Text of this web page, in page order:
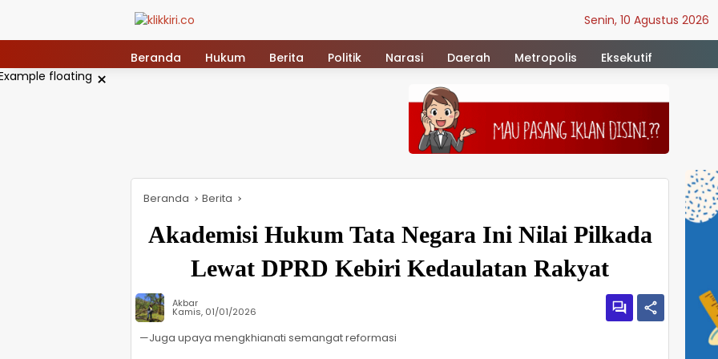
konten
Senin, 10 Agustus 2026
Beranda Hukum Berita Politik Narasi Daerah Metropolis Eksekutif
×
Beranda Berita
Akademisi Hukum Tata Negara Ini Nilai Pilkada
Lewat DPRD Kebiri Kedaulatan Rakyat
Akbar
Kamis, 01/01/2026
—Juga upaya mengkhianati semangat reformasi